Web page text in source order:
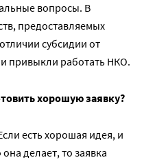
вопросы. В
предоставляемых
субсидии от
привыкли работать НКО.
хорошую заявку?
есть хорошая идея, и
делает, то заявка